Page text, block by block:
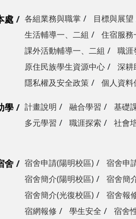
處 各組業務與職掌 目標與展望
生活輔導一、二組
住宿服務
課外活動輔導一、二組
職涯
原住民族學生資源中心
深耕
隱私權及安全政策
個人資料
學 計畫說明 融合學習 基礎
多元學習
職涯探索 社會
舍 宿舍申請(陽明校區)
宿舍申
宿舍簡介(陽明校區)
宿舍簡
宿舍簡介(光復校區)
宿舍報
宿網報修
學生安全
宿舍